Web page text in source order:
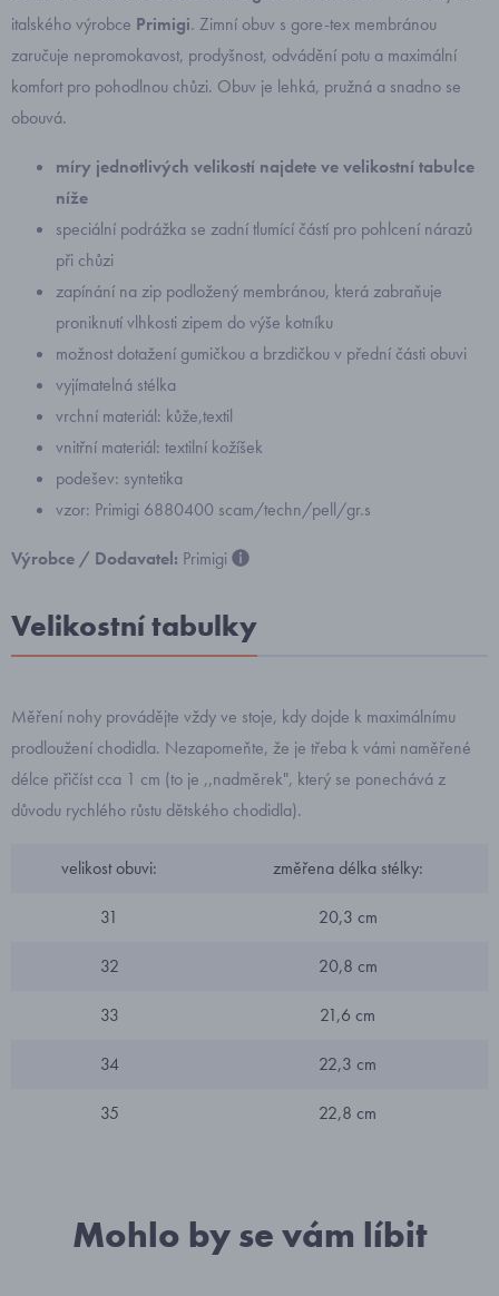
italského výrobce Primigi. Zimní obuv s gore-tex membránou
zaručuje nepromokavost, prodyšnost, odvádění potu a maximální
komfort pro pohodlnou chůzi. Obuv je lehká, pružná a snadno se
obouvá.
míry jednotlivých velikostí najdete ve velikostní tabulce
níže
speciální podrážka se zadní tlumící částí pro pohlcení nárazů
při chůzi
zapínání na zip podložený membránou, která zabraňuje
proniknutí vlhkosti zipem do výše kotníku
možnost dotažení gumičkou a brzdičkou v přední části obuvi
vyjímatelná stélka
vrchní materiál: kůže,textil
vnitřní materiál: textilní kožíšek
podešev: syntetika
vzor: Primigi 6880400 scam/techn/pell/gr.s
Výrobce / Dodavatel: Primigi
Velikostní tabulky
Měření nohy provádějte vždy ve stoje, kdy dojde k maximálnímu
prodloužení chodidla. Nezapomeňte, že je třeba k vámi naměřené
délce přičíst cca 1 cm (to je ,,nadměrek", který se ponechává z
důvodu rychlého růstu dětského chodidla).
velikost obuvi: změřena délka stélky:
31 20,3 cm
32 20,8 cm
33 21,6 cm
34 22,3 cm
35 22,8 cm
Mohlo by se vám líbit